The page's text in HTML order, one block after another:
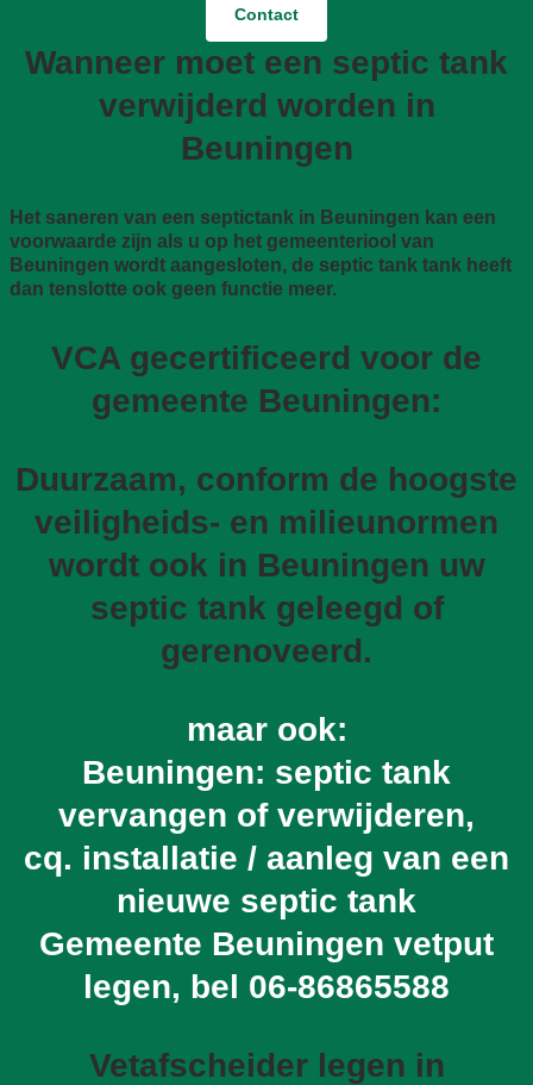
Contact
Wanneer moet een septic tank
verwijderd worden in
Beuningen
Het saneren van een septictank in Beuningen kan een
voorwaarde zijn als u op het gemeenteriool van
Beuningen wordt aangesloten, de septic tank tank heeft
dan tenslotte ook geen functie meer.
VCA gecertificeerd voor de
gemeente Beuningen:
Duurzaam, conform de hoogste
veiligheids- en milieunormen
wordt ook in Beuningen uw
septic tank geleegd of
gerenoveerd.
maar ook:
Beuningen: septic tank
vervangen of verwijderen,
cq. installatie / aanleg van een
nieuwe septic tank
Gemeente Beuningen vetput
legen, bel 06-86865588
Vetafscheider legen in